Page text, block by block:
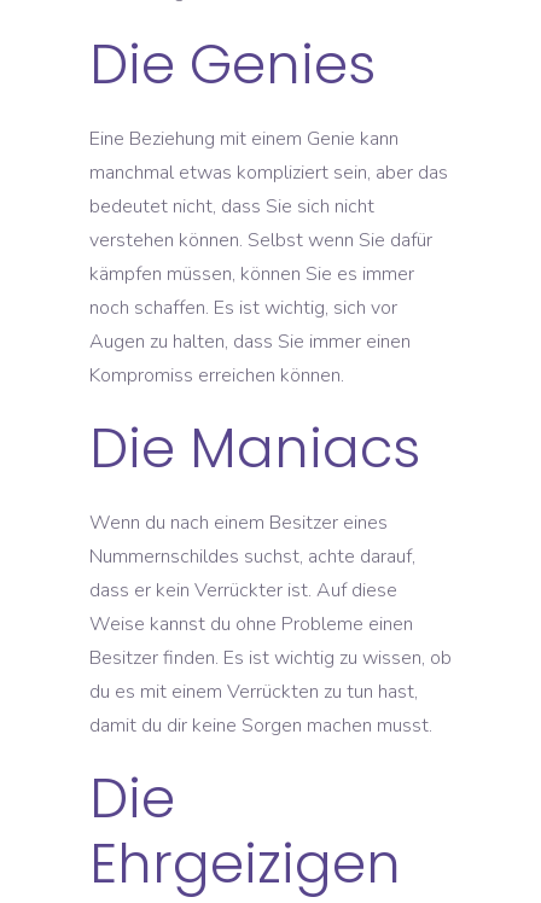
Die Genies
Eine Beziehung mit einem Genie kann
manchmal etwas kompliziert sein, aber das
bedeutet nicht, dass Sie sich nicht
verstehen können. Selbst wenn Sie dafür
kämpfen müssen, können Sie es immer
noch schaffen. Es ist wichtig, sich vor
Augen zu halten, dass Sie immer einen
Kompromiss erreichen können.
Die Maniacs
Wenn du nach einem Besitzer eines
Nummernschildes suchst, achte darauf,
dass er kein Verrückter ist. Auf diese
Weise kannst du ohne Probleme einen
Besitzer finden. Es ist wichtig zu wissen, ob
du es mit einem Verrückten zu tun hast,
damit du dir keine Sorgen machen musst.
Die
Ehrgeizigen